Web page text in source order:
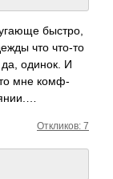
быстро,
что что-то
одинок. И
мне комф­
Откликов: 7